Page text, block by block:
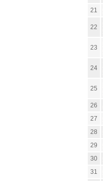
21
22
23
24
25
26
27
28
29
30
31